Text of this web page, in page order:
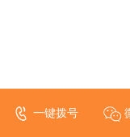
一键拨号